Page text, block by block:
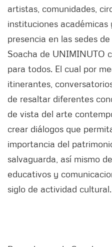
artistas, comunidades,
instituciones académicas
presencia en las sedes
Soacha de UNIMINUTO
para todos. El cual por
itinerantes,
de resaltar diferentes
de vista del arte
crear diálogos que
importancia del
salvaguarda, así mismo
educativos y
siglo de actividad cultural.